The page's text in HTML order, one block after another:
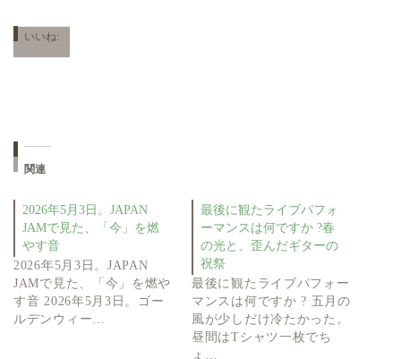
いいね:
関連
2026年5月3日。JAPAN
JAMで見た、「今」を燃
やす音
2026年5月3日。JAPAN
JAMで見た、「今」を燃や
す音 2026年5月3日。ゴー
ルデンウィー…
最後に観たライブパフォ
ーマンスは何ですか ?春
の光と、歪んだギターの
祝祭
最後に観たライブパフォー
マンスは何ですか ? 五月の
風が少しだけ冷たかった。
昼間はTシャツ一枚でち
ょ…